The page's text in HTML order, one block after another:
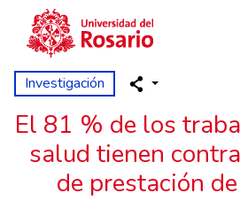
Pasar al contenido principal
Investigación
El 81 % de los
salud tienen
de prestación